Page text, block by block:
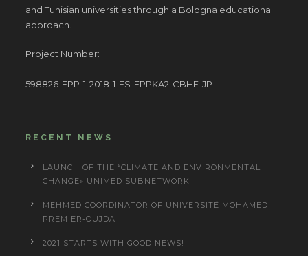
and Tunisian universities through a Bologna educational
approach.
Project Number:
598826-EPP-1-2018-1-ES-EPPKA2-CBHE-JP
RECENT NEWS
LAUNCH OF THE “CLIMATE AND ENVIRONMENTAL
CHANGE» UNIMED SUBNETWORK
MEHMED COORDINATOR OF UNIVERSITÉ MOHAMED
PREMIER-OUJDA
2021 STARTS WITH GOOD NEWS!